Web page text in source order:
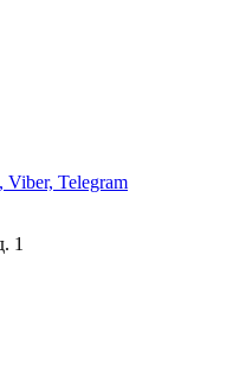
Viber, Telegram
1